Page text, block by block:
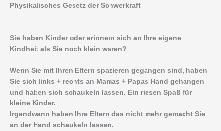
Physikalisches Gesetz der Schwerkraft
Sie haben Kinder oder erinnern sich an Ihre eigene
Kindheit als Sie noch klein waren?
Wenn Sie mit Ihren Eltern spazieren gegangen sind, haben
Sie sich links + rechts an Mamas + Papas Hand gehangen
und haben sich schaukeln lassen. Ein riesen Spaß für
kleine Kinder.
Irgendwann haben Ihre Eltern das nicht mehr gemacht Sie
an der Hand schaukeln lassen.